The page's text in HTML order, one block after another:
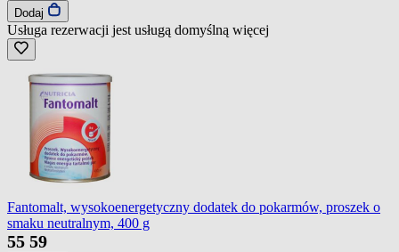
Dodaj
Usługa rezerwacji jest usługą domyślną więcej
Fantomalt, wysokoenergetyczny dodatek do pokarmów, proszek o
smaku neutralnym, 400 g
55 59